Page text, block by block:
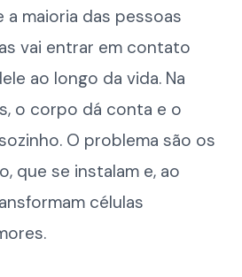
maioria das pessoas
vai entrar em contato
ao longo da vida. Na
o corpo dá conta e o
O problema são os
que se instalam e, ao
células